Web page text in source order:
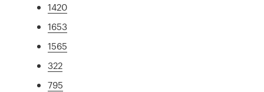
1420
1653
1565
322
795